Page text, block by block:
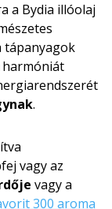
a Bydia illóolaj
tápanyagok
harmóniát
.
vagy az
vagy a
300 aroma